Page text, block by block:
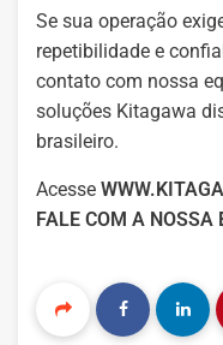
Se sua operação
repetibilidade e
contato com nossa
soluções Kitagawa
brasileiro.
Acesse
FALE COM A NOSSA